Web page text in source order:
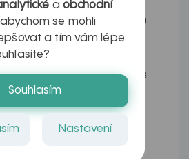
let mě trápí několik různých
lékařů...
Vám sem již několikrát, a
Jsem...
telefonu mluvila s vasi
a obchodní
se mohli
a tím vám lépe
Souhlasím
Nastavení